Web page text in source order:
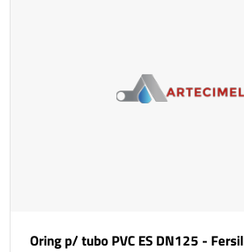
Oring p/ tubo PVC ES DN125 - Fersil